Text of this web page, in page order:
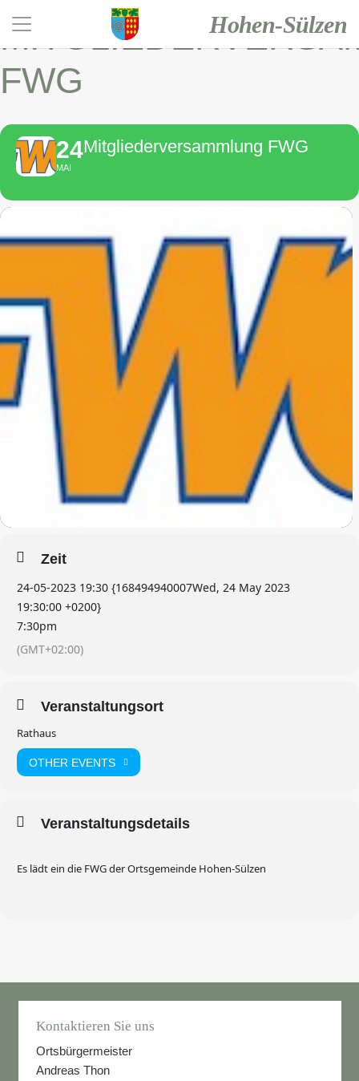
Hohen-Sülzen
FWG
24
MAI
Mitgliederversammlung FWG
Zeit
24-05-2023 19:30 {168494940007Wed, 24 May 2023
19:30:00 +0200}
7:30pm
(GMT+02:00)
Veranstaltungsort
Rathaus
OTHER EVENTS
Veranstaltungsdetails
Es lädt ein die FWG der Ortsgemeinde Hohen-Sülzen
Kontaktieren Sie uns
Ortsbürgermeister
Andreas Thon